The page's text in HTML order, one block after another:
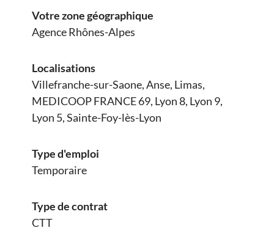
Votre zone géographique
Agence Rhônes-Alpes
Localisations
Villefranche-sur-Saone, Anse, Limas,
MEDICOOP FRANCE 69, Lyon 8, Lyon 9,
Lyon 5, Sainte-Foy-lès-Lyon
Type d'emploi
Temporaire
Type de contrat
CTT